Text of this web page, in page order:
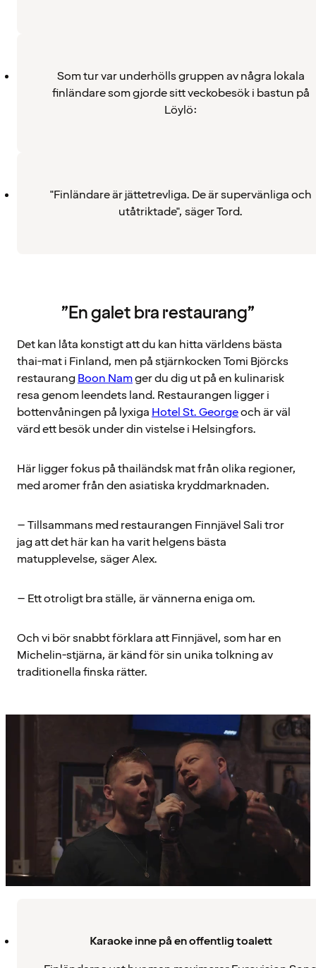
Som tur var underhölls gruppen av några lokala
finländare som gjorde sitt veckobesök i bastun på
Löylö:
"Finländare är jättetrevliga. De är supervänliga och
utåtriktade", säger Tord.
”En galet bra restaurang”
Det kan låta konstigt att du kan hitta världens bästa
thai-mat i Finland, men på stjärnkocken Tomi Björcks
restaurang Boon Namger du dig ut på en kulinarisk
resa genom leendets land. Restaurangen ligger i
bottenvåningen på lyxiga Hotel St. Georgeoch är väl
värd ett besök under din vistelse i Helsingfors.
Här ligger fokus på thailändsk mat från olika regioner,
med aromer från den asiatiska kryddmarknaden.
– Tillsammans med restaurangen Finnjävel Sali tror
jag att det här kan ha varit helgens bästa
matupplevelse, säger Alex.
– Ett otroligt bra ställe, är vännerna eniga om.
Och vi bör snabbt förklara att Finnjävel, som har en
Michelin-stjärna, är känd för sin unika tolkning av
traditionella finska rätter.
Karaoke inne på en offentlig toalett